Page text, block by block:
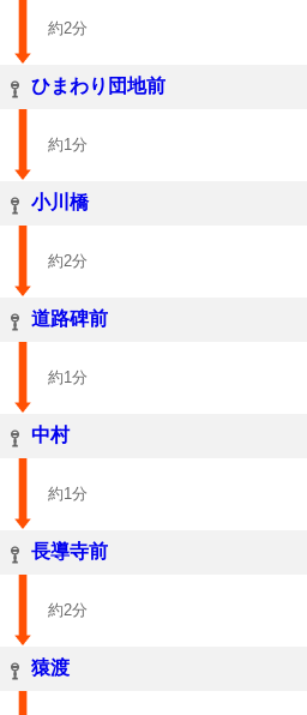
約2分
ひまわり団地前
約1分
小川橋
約2分
道路碑前
約1分
中村
約1分
長導寺前
約2分
猿渡